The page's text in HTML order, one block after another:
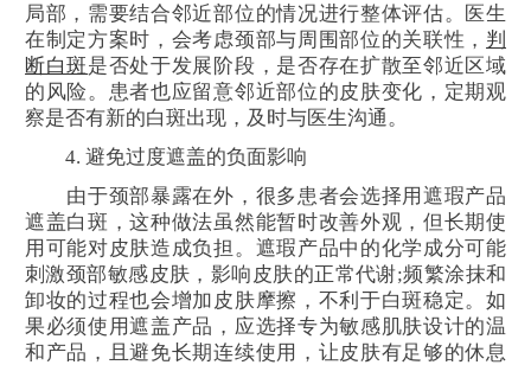
局部，需要结合邻近部位的情况进行整体评估。医生
在制定方案时，会考虑颈部与周围部位的关联性， 判
断白斑是否处于发展阶段，是否存在扩散至邻近区域
的风险。患者也应留意邻近部位的皮肤变化，定期观
察是否有新的白斑出现，及时与医生沟通。
4. 避免过度遮盖的负面影响
由于颈部暴露在外，很多患者会选择用遮瑕产品
遮盖白斑，这种做法虽然能暂时改善外观，但长期使
用可能对皮肤造成负担。遮瑕产品中的化学成分可能
刺激颈部敏感皮肤，影响皮肤的正常代谢;频繁涂抹和
卸妆的过程也会增加皮肤摩擦，不利于白斑稳定。如
果必须使用遮盖产品，应选择专为敏感肌肤设计的温
和产品，且避免长期连续使用，让皮肤有足够的休息